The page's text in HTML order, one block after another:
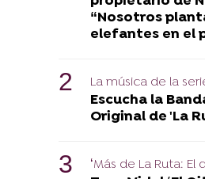
“Nosotros
elefantes en el
La música de la
Escucha la
Original de 'La
‘Más de La Ruta: El